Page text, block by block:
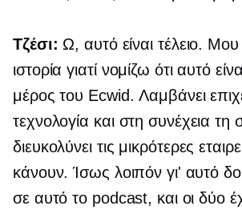
Τζέσι: Ω, αυτό είναι τέλειο.
ιστορία γιατί νομίζω ότι αυτό
μέρος του Ecwid. Λαμβάνει
τεχνολογία και στη συνέχεια τη
διευκολύνει τις μικρότερες
κάνουν. Ίσως λοιπόν γι' αυτό
σε αυτό το podcast, και οι δύο